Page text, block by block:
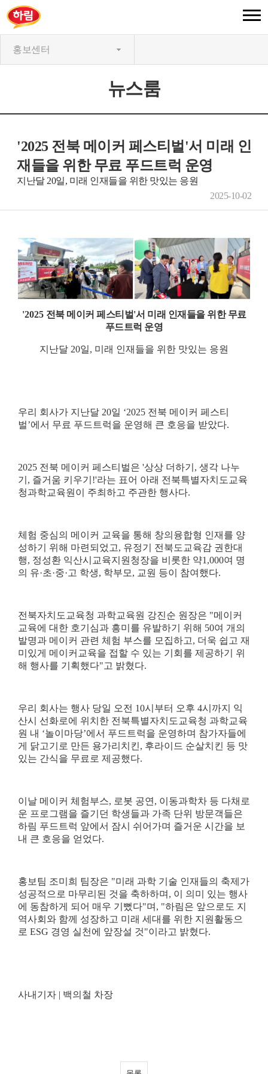
홍보센터
뉴스룸
'2025 전북 메이커 페스티벌'서 미래 인
재들을 위한 무료 푸드트럭 운영
지난달 20일, 미래 인재들을 위한 맛있는 응원
2025-10-02
'2025 전북 메이커 페스티벌'서 미래 인재들을 위한 무료
푸드트럭 운영
지난달 20일, 미래 인재들을 위한 맛있는 응원
우리 회사가 지난달 20일 ‘2025 전북 메이커 페스티
벌’에서 무료 푸드트럭을 운영해 큰 호응을 받았다.
2025 전북 메이커 페스티벌은 '상상 더하기 , 생각 나누
기 , 즐거움 키우기 !'라는 표어 아래 전북특별자치도교육
청과학교육원이 주최하고 주관한 행사다.
체험 중심의 메이커 교육을 통해 창의융합형 인재를 양
성하기 위해 마련되었고, 유정기 전북도교육감 권한대
행, 정성환 익산시교육지원청장을 비롯한 약1,000여 명
의 유·초·중·고 학생, 학부모 , 교원 등이 참여했다.
전북자치도교육청 과학교육원 강진순 원장은 "메이커
교육에 대한 호기심과 흥미를 유발하기 위해 50여 개의
발명과 메이커 관련 체험 부스를 모집하고, 더욱 쉽고 재
미있게 메이커교육을 접할 수 있는 기회를 제공하기 위
해 행사를 기획했다"고 밝혔다.
우리 회사는 행사 당일 오전 10시부터 오후 4시까지 익
산시 선화로에 위치한 전북특별자치도교육청 과학교육
원 내 ‘놀이마당’에서 푸드트럭을 운영하며 참가자들에
게 닭고기로 만든 용가리치킨, 후라이드 순살치킨 등 맛
있는 간식을 무료로 제공했다.
이날 메이커 체험부스, 로봇 공연 , 이동과학차 등 다채로
운 프로그램을 즐기던 학생들과 가족 단위 방문객들은
하림 푸드트럭 앞에서 잠시 쉬어가며 즐거운 시간을 보
내 큰 호응을 얻었다.
홍보팀 조미희 팀장은 "미래 과학 기술 인재들의 축제가
성공적으로 마무리된 것을 축하하며 , 이 의미 있는 행사
에 동참하게 되어 매우 기뻤다"며 , "하림은 앞으로도 지
역사회와 함께 성장하고 미래 세대를 위한 지원활동으
로 ESG 경영 실천에 앞장설 것"이라고 밝혔다.
사내기자 | 백의철 차장